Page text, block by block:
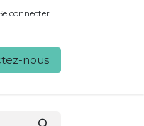
connecter
nous